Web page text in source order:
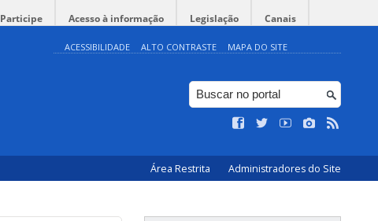
Participe Acesso à informação Legislação Canais
ACESSIBILIDADE ALTO CONTRASTE MAPA DO SITE
Área Restrita Administradores do Site